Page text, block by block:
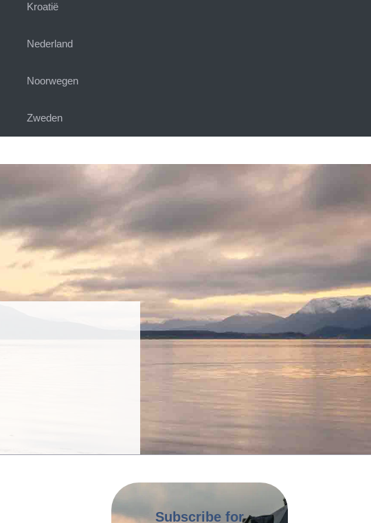
Kroatië
Nederland
Noorwegen
Zweden
Subscribe for